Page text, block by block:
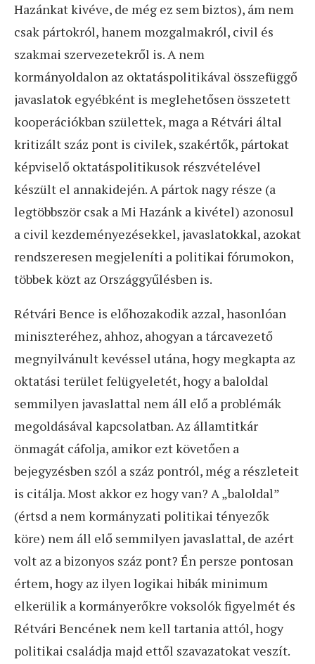
Hazánkat kivéve, de még ez sem biztos), ám nem
csak pártokról, hanem mozgalmakról, civil és
szakmai szervezetekről is. A nem
kormányoldalon az oktatáspolitikával összefüggő
javaslatok egyébként is meglehetősen összetett
kooperációkban születtek, maga a Rétvári által
kritizált száz pont is civilek, szakértők, pártokat
képviselő oktatáspolitikusok részvételével
készült el annakidején. A pártok nagy része (a
legtöbbször csak a Mi Hazánk a kivétel) azonosul
a civil kezdeményezésekkel, javaslatokkal, azokat
rendszeresen megjeleníti a politikai fórumokon,
többek közt az Országgyűlésben is.
Rétvári Bence is előhozakodik azzal, hasonlóan
miniszteréhez, ahhoz, ahogyan a tárcavezető
megnyilvánult kevéssel utána, hogy megkapta az
oktatási terület felügyeletét, hogy a baloldal
semmilyen javaslattal nem áll elő a problémák
megoldásával kapcsolatban. Az államtitkár
önmagát cáfolja, amikor ezt követően a
bejegyzésben szól a száz pontról, még a részleteit
is citálja. Most akkor ez hogy van? A „baloldal”
(értsd a nem kormányzati politikai tényezők
köre) nem áll elő semmilyen javaslattal, de azért
volt az a bizonyos száz pont? Én persze pontosan
értem, hogy az ilyen logikai hibák minimum
elkerülik a kormányerőkre voksolók figyelmét és
Rétvári Bencének nem kell tartania attól, hogy
politikai családja majd ettől szavazatokat veszít.